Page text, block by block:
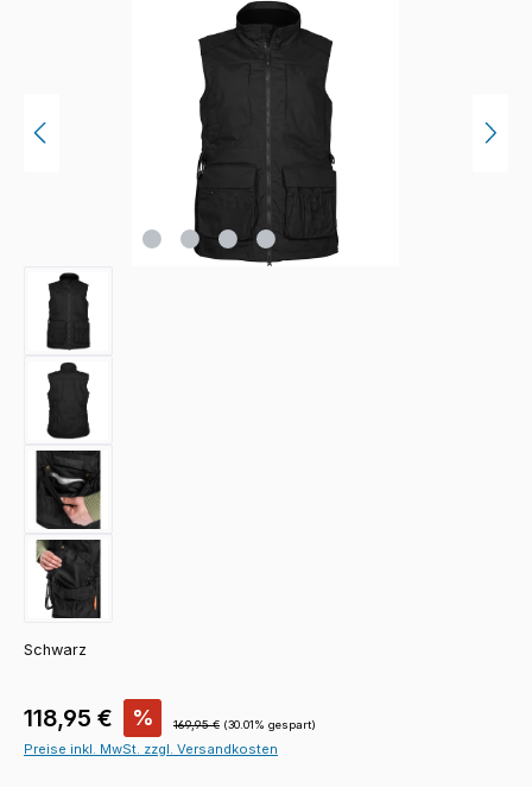
Schwarz
Verkaufspreis:
118,95 € % Regulärer Preis:
169,95 € (30.01% gespart)
Preise inkl. MwSt. zzgl. Versandkosten